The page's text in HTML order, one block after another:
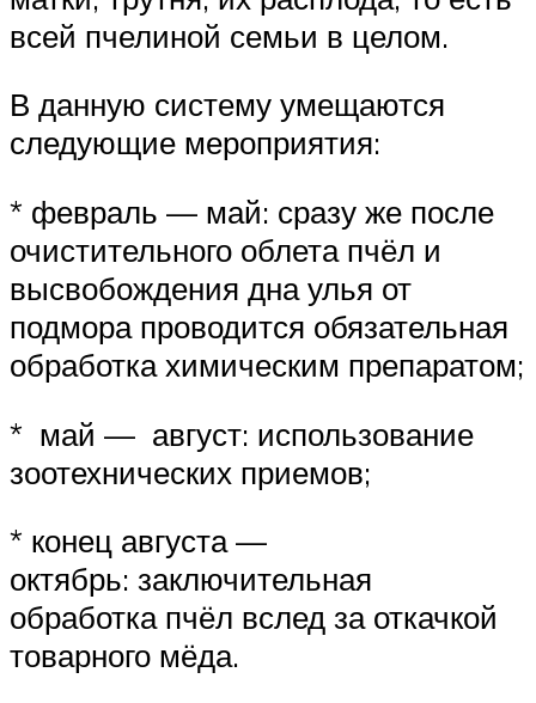
всей пчелиной семьи в целом.
В данную систему умещаются
следующие мероприятия:
* февраль — май: сразу же после
очистительного облета пчёл и
высвобождения дна улья от
подмора проводится обязательная
обработка химическим препаратом;
* май — август: использование
зоотехнических приемов;
* конец августа —
октябрь: заключительная
обработка пчёл вслед за откачкой
товарного мёда.